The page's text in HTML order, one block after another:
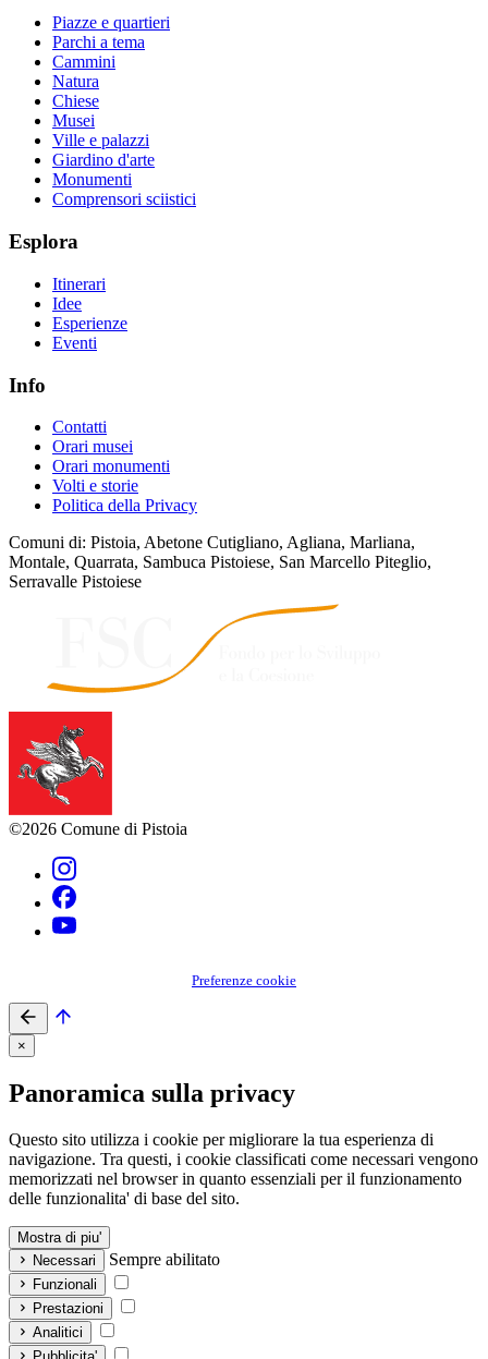
Piazze e quartieri
Parchi a tema
Cammini
Natura
Chiese
Musei
Ville e palazzi
Giardino d'arte
Monumenti
Comprensori sciistici
Esplora
Itinerari
Idee
Esperienze
Eventi
Info
Contatti
Orari musei
Orari monumenti
Volti e storie
Politica della Privacy
Comuni di: Pistoia, Abetone Cutigliano, Agliana, Marliana,
Montale, Quarrata, Sambuca Pistoiese, San Marcello Piteglio,
Serravalle Pistoiese
©2026 Comune di Pistoia
Preferenze cookie
×
Panoramica sulla privacy
Questo sito utilizza i cookie per migliorare la tua esperienza di
navigazione. Tra questi, i cookie classificati come necessari vengono
memorizzati nel browser in quanto essenziali per il funzionamento
delle funzionalita' di base del sito.
Mostra di piu'
Necessari
Sempre abilitato
Funzionali
Prestazioni
Analitici